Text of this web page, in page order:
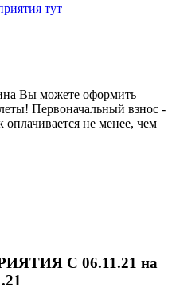
тут
Вы можете оформить
Первоначальный взнос -
оплачивается не менее, чем
С 06.11.21 на